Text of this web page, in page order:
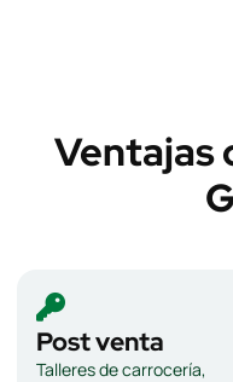
Ventajas
Post venta
Talleres de carrocería,